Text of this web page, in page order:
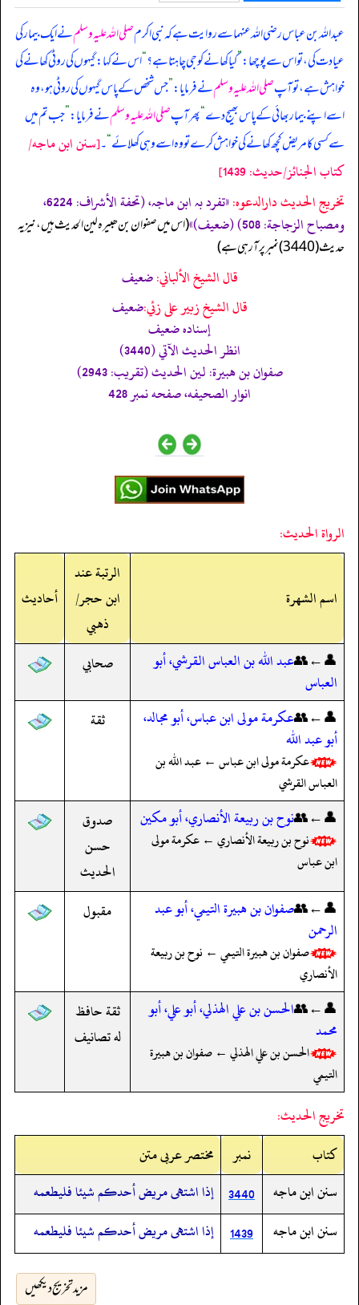
عبداللہ بن عباس رضی اللہ عنہما سے روایت ہے کہنبی اکرمصلی اللہ علیہ وسلمنے ایک بیمار کی
عیادت کی، تو اس سے پوچھا:”کیا کھانے کو جی چاہتا ہے؟“اس نے کہا: گیہوں کی روٹی کھانے کی
خواہش ہے، تو آپصلی اللہ علیہ وسلمنے فرمایا:”جس شخص کے پاس گیہوں کی روٹی ہو، وہ
اسے اپنے بیمار بھائی کے پاس بھیج دے“پھر آپصلی اللہ علیہ وسلمنے فرمایا:”جب تم میں
سے کسی کا مریض کچھ کھانے کی خواہش کرے تو وہ اسے وہی کھلائے“۔[سنن ابن ماجه/
كتاب الجنائز/حدیث: 1439]
تخریج الحدیث دارالدعوہ:
«‏‏‏‏تفرد بہ ابن ماجہ، (تحفة الأشراف: 6224،
ومصباح الزجاجة: 508) (ضعیف)»
‏‏‏‏ (اس میں صفوان بن ھبیرہ لین الحدیث ہیں، نیز یہ
حدیث (3440) نمبر پر آ رہی ہے)
قال الشيخ الألباني:ضعيف
قال الشيخ زبير على زئي:ضعيف
إسناده ضعيف
انظر الحديث الآتي (3440)
صفوان بن هبيرة: لين الحديث (تقريب: 2943)
انوار الصحيفه، صفحه نمبر 428
الرواة الحديث:
اسم الشهرة
الرتبة عند
ابن حجر/
ذهبي
أحاديث
👤←👥عبد الله بن العباس القرشي، أبو
العباس
صحابي
👤←👥عكرمة مولى ابن عباس، أبو مجالد،
أبو عبد الله
عكرمة مولى ابن عباس ← عبد الله بن
العباس القرشي
ثقة
👤←👥نوح بن ربيعة الأنصاري، أبو مكين
نوح بن ربيعة الأنصاري ← عكرمة مولى
ابن عباس
صدوق
حسن
الحديث
👤←👥صفوان بن هبيرة التيمي، أبو عبد
الرحمن
صفوان بن هبيرة التيمي ← نوح بن ربيعة
الأنصاري
مقبول
👤←👥الحسن بن علي الهذلي، أبو علي، أبو
محمد
الحسن بن علي الهذلي ← صفوان بن هبيرة
التيمي
ثقة حافظ
له تصانيف
تخريج الحديث:
کتاب
نمبر
مختصر عربی متن
سنن ابن ماجه
3440 إذا اشتهى مريض أحدكم شيئا فليطعمه
سنن ابن ماجه
1439 إذا اشتهى مريض أحدكم شيئا فليطعمه
مزید تخریج دیکھیں